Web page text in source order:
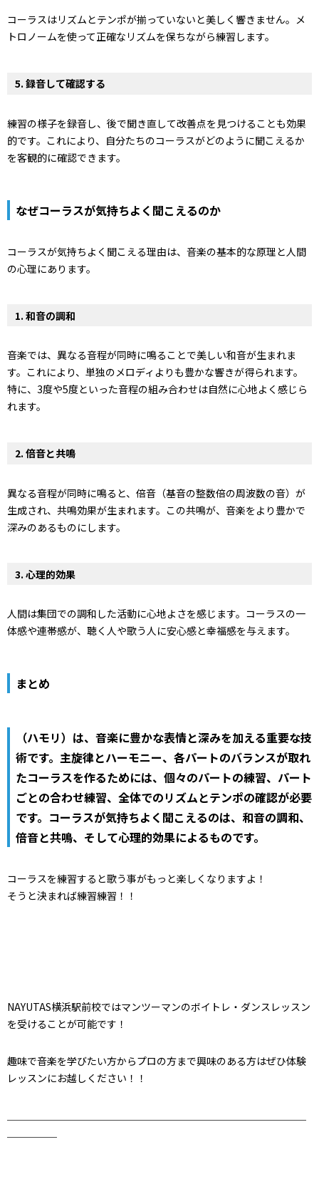
コーラスはリズムとテンポが揃っていないと美しく響きません。メ
トロノームを使って正確なリズムを保ちながら練習します。
5. 録音して確認する
練習の様子を録音し、後で聞き直して改善点を見つけることも効果
的です。これにより、自分たちのコーラスがどのように聞こえるか
を客観的に確認できます。
なぜコーラスが気持ちよく聞こえるのか
コーラスが気持ちよく聞こえる理由は、音楽の基本的な原理と人間
の心理にあります。
1. 和音の調和
音楽では、異なる音程が同時に鳴ることで美しい和音が生まれま
す。これにより、単独のメロディよりも豊かな響きが得られます。
特に、3度や5度といった音程の組み合わせは自然に心地よく感じら
れます。
2. 倍音と共鳴
異なる音程が同時に鳴ると、倍音（基音の整数倍の周波数の音）が
生成され、共鳴効果が生まれます。この共鳴が、音楽をより豊かで
深みのあるものにします。
3. 心理的効果
人間は集団での調和した活動に心地よさを感じます。コーラスの一
体感や連帯感が、聴く人や歌う人に安心感と幸福感を与えます。
まとめ
（ハモリ）は、音楽に豊かな表情と深みを加える重要な技
術です。主旋律とハーモニー、各パートのバランスが取れ
たコーラスを作るためには、個々のパートの練習、パート
ごとの合わせ練習、全体でのリズムとテンポの確認が必要
です。コーラスが気持ちよく聞こえるのは、和音の調和、
倍音と共鳴、そして心理的効果によるものです。
コーラスを練習すると歌う事がもっと楽しくなりますよ！
そうと決まれば練習練習！！
NAYUTAS横浜駅前校ではマンツーマンのボイトレ・ダンスレッスン
を受けることが可能です！
趣味で音楽を学びたい方からプロの方まで興味のある方はぜひ体験
レッスンにお越しください！！